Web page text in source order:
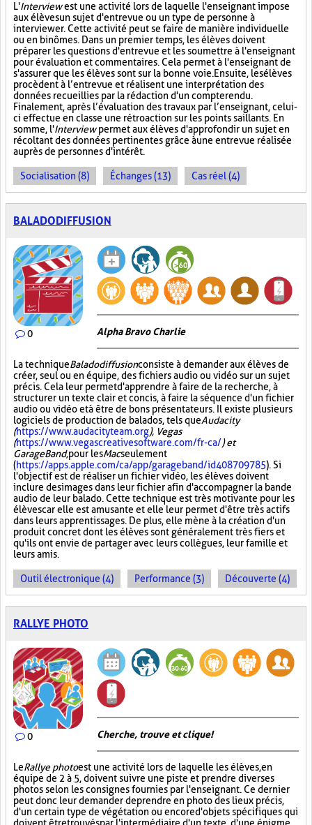
L'Interviewest une activité lors de laquelle l'enseignant impose
aux élèves un sujet d'entrevue ou un type de personne à
interviewer. Cette activité peut se faire de manière individuelle
ou en binômes. Dans un premier temps, les élèves doivent
préparer les questions d'entrevue et les soumettre à l'enseignant
pour évaluation et commentaires. Cela permet à l'enseignant de
s'assurer que les élèves sont sur la bonne voie. Ensuite, les élèves
procèdent à l’entrevue et réalisent une interprétation des
données recueillies par la rédaction d'un compte rendu.
Finalement, après l’évaluation des travaux par l’enseignant, celui-
ci effectue en classe une rétroaction sur les points saillants. En
somme, l'Interviewpermet aux élèves d'approfondir un sujet en
récoltant des données pertinentes grâce à une entrevue réalisée
auprès de personnes d'intérêt.
Socialisation (8) Échanges (13) Cas réel (4)
BALADODIFFUSION
0 Alpha Bravo Charlie
La techniqueBaladodiffusionconsiste à demander aux élèves de
créer, seul ou en équipe, des fichiers audio ou vidéo sur un sujet
précis. Cela leur permet d'apprendre à faire de la recherche, à
structurer un texte clair et concis, à faire la séquence d'un fichier
audio ou vidéo et à être de bons présentateurs. Il existe plusieurs
logiciels de production de balados, tels queAudacity
(https://www.audacityteam.org), Vegas
(https://www.vegascreativesoftware.com/fr-ca/) et
GarageBand,pour lesMacseulement
(https://apps.apple.com/ca/app/garageband/id408709785). Si
l'objectif est de réaliser un fichier vidéo, les élèves doivent
inclure des images dans leur fichier afin d'accompagner la bande
audio de leur balado. Cette technique est très motivante pour les
élèves car elle est amusante et elle leur permet d'être très actifs
dans leurs apprentissages. De plus, elle mène à la création d'un
produit concret dont les élèves sont généralement très fiers et
qu'ils ont envie de partager avec leurs collègues, leur famille et
leurs amis.
Outil électronique (4) Performance (3) Découverte (4)
RALLYE PHOTO
0 Cherche, trouve et clique !
LeRallye photoest une activité lors de laquelle les élèves, en
équipe de 2 à 5, doivent suivre une piste et prendre diverses
photos selon les consignes fournies par l'enseignant. Ce dernier
peut donc leur demander de prendre en photo des lieux précis,
d'un certain type de végétation ou encore d'objets spécifiques qui